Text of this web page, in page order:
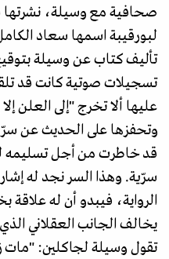
صحافية مع وسيلة، نشرتها
لبورقيبة اسمها سعاد
تأليف كتاب عن وسيلة
تسجيلات صوتية كانت قد
عليها ألا تخرج "إلى العلن
وتحفزها على الحديث عن سرّ
قد خاطرت من أجل تسليمه
سرّية. وهذا السر نجد له
الرواية، فيبدو أن له علاقة
يخالف الجانب العقلاني
تقول وسيلة لجاكلين: "مات